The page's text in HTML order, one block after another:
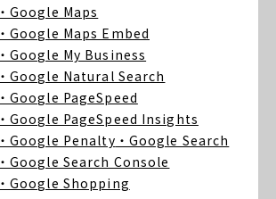
・Google Maps
・Google Maps Embed
・Google My Business
・Google Natural Search
・Google PageSpeed
・Google PageSpeed Insights
・Google Penalty ・Google Search
・Google Search Console
・Google Shopping